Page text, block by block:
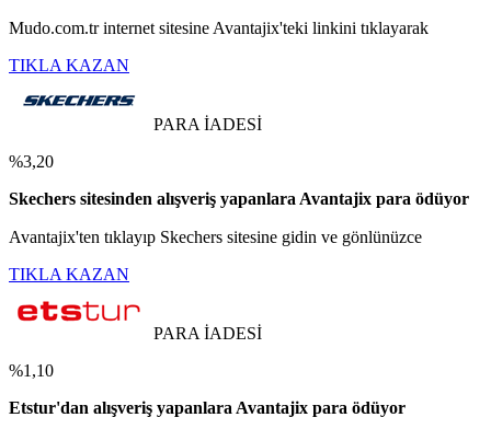
Mudo.com.tr internet sitesine Avantajix'teki linkini tıklayarak
TIKLA KAZAN
PARA İADESİ
%3,20
Skechers sitesinden alışveriş yapanlara Avantajix para ödüyor
Avantajix'ten tıklayıp Skechers sitesine gidin ve gönlünüzce
TIKLA KAZAN
PARA İADESİ
%1,10
Etstur'dan alışveriş yapanlara Avantajix para ödüyor